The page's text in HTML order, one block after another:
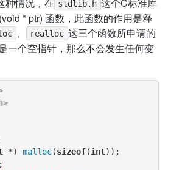
stdlib.h
* ptr) 函数，此函数的作用是释
、 realloc 这三个函数所申请的
一个空指针，那么不会发生任何变
*) malloc(sizeof(int));